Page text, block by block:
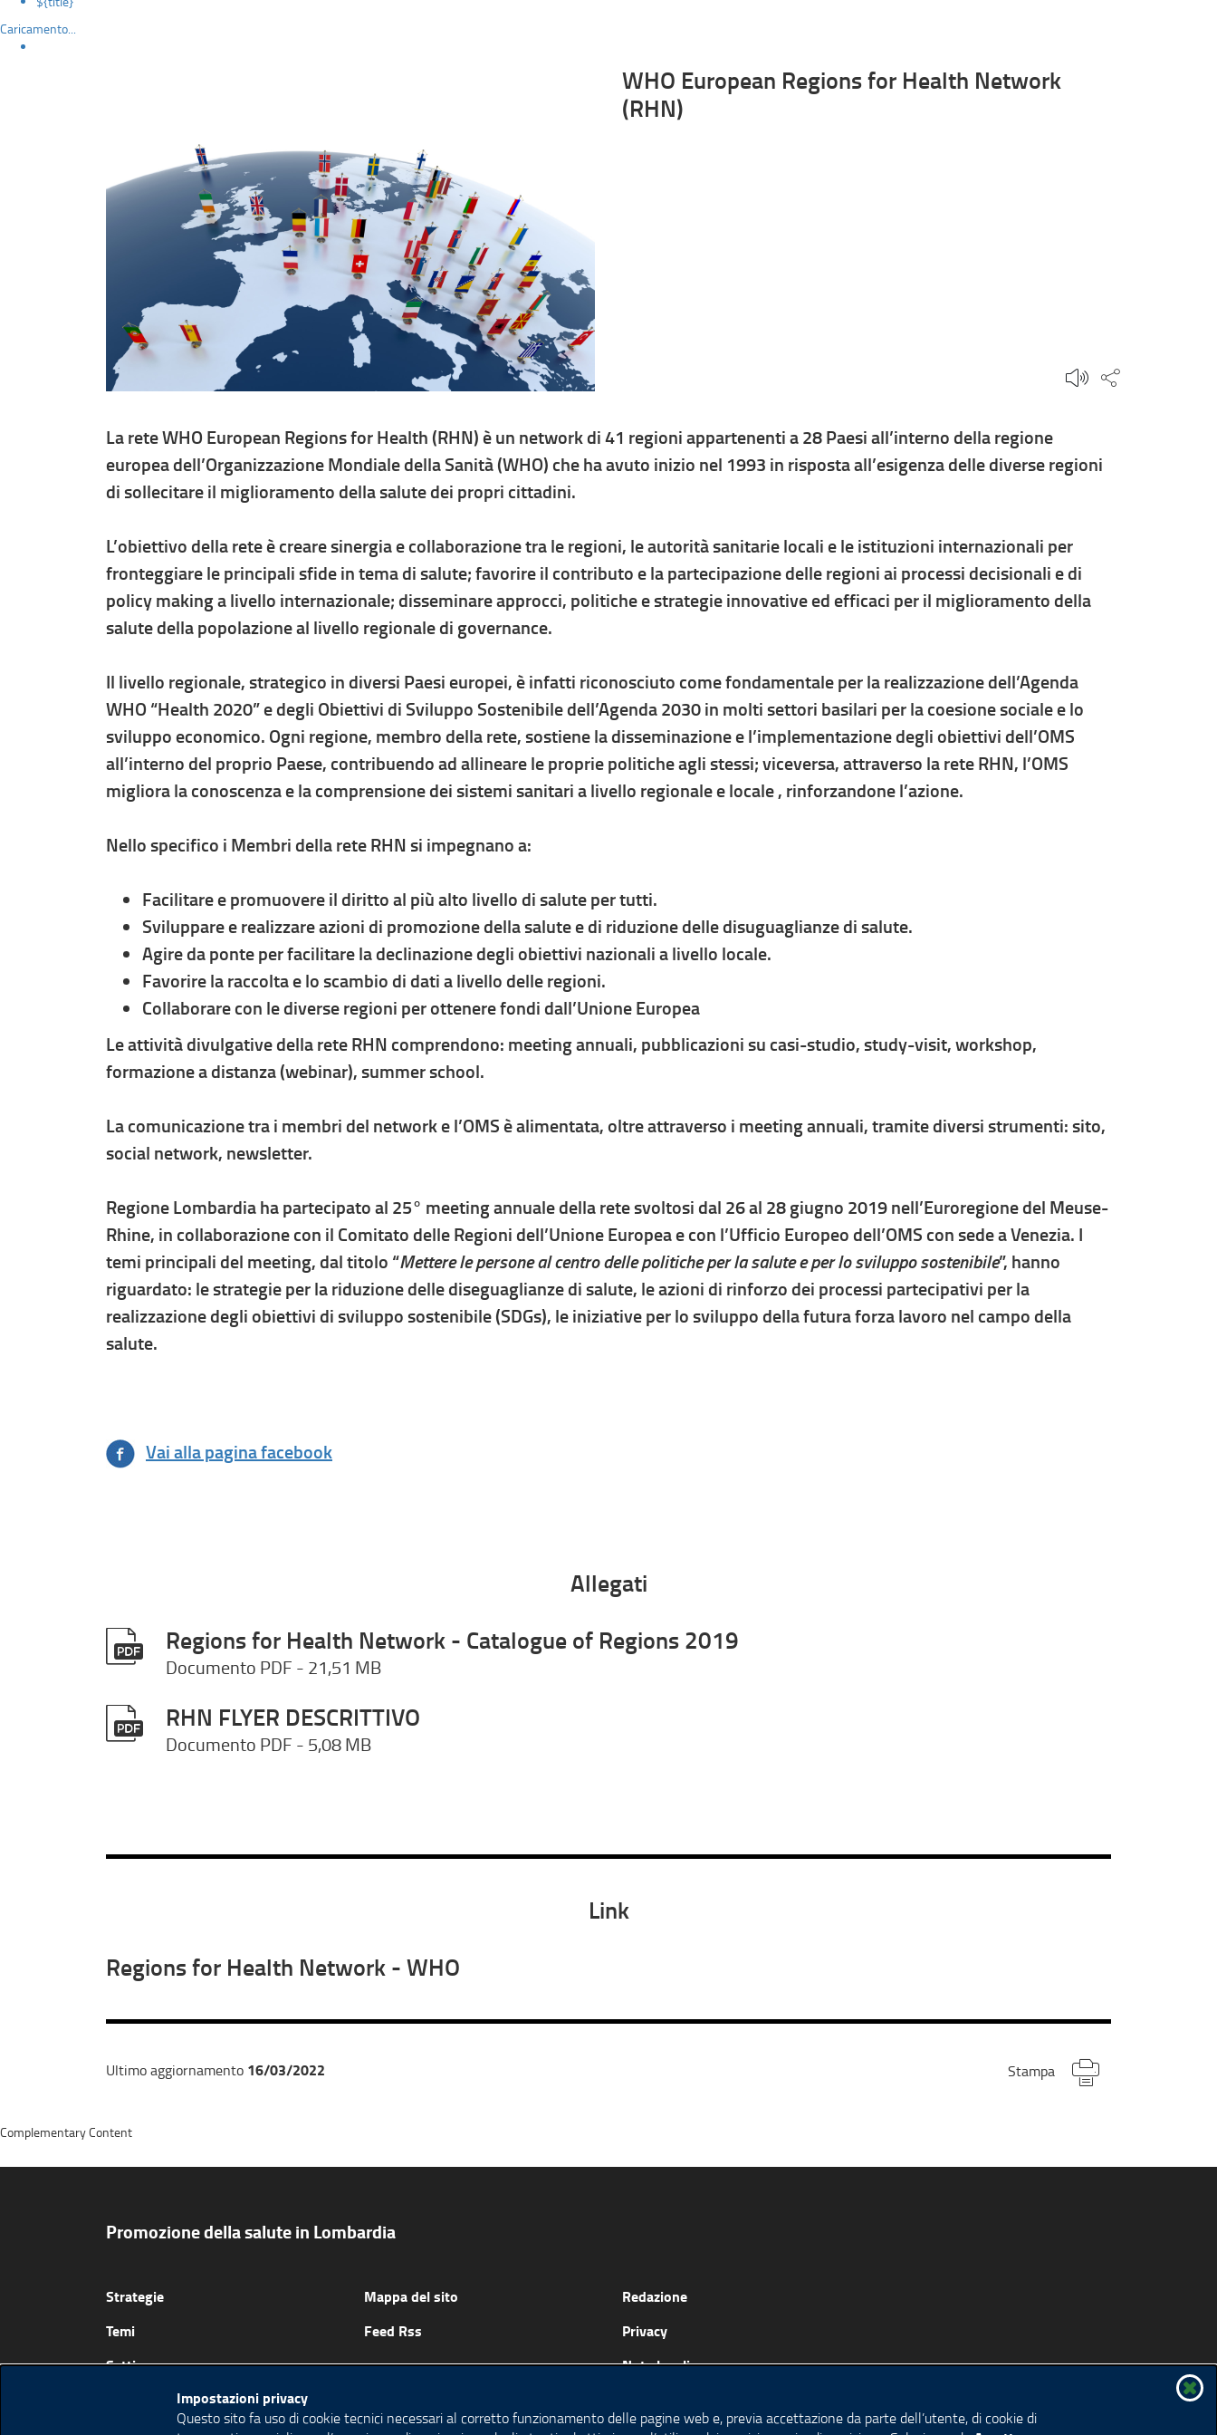
Caricamento...
WHO European Regions for Health Network
(RHN)
Condividi
La rete WHO European Regions for Health (RHN) è un network di 41 regioni appartenenti a 28 Paesi all’interno della regione
europea dell’Organizzazione Mondiale della Sanità (WHO) che ha avuto inizio nel 1993 in risposta all’esigenza delle diverse regioni
di sollecitare il miglioramento della salute dei propri cittadini.
L’obiettivo della rete è creare sinergia e collaborazione tra le regioni, le autorità sanitarie locali e le istituzioni internazionali per
fronteggiare le principali sfide in tema di salute; favorire il contributo e la partecipazione delle regioni ai processi decisionali e di
policy making a livello internazionale; disseminare approcci, politiche e strategie innovative ed efficaci per il miglioramento della
salute della popolazione al livello regionale di governance.
Il livello regionale, strategico in diversi Paesi europei, è infatti riconosciuto come fondamentale per la realizzazione dell’Agenda
WHO “Health 2020” e degli Obiettivi di Sviluppo Sostenibile dell’Agenda 2030 in molti settori basilari per la coesione sociale e lo
sviluppo economico. Ogni regione, membro della rete, sostiene la disseminazione e l’implementazione degli obiettivi dell’OMS
all’interno del proprio Paese, contribuendo ad allineare le proprie politiche agli stessi; viceversa, attraverso la rete RHN, l’OMS
migliora la conoscenza e la comprensione dei sistemi sanitari a livello regionale e locale , rinforzandone l’azione.
Nello specifico i Membri della rete RHN si impegnano a:
Facilitare e promuovere il diritto al più alto livello di salute per tutti.
Sviluppare e realizzare azioni di promozione della salute e di riduzione delle disuguaglianze di salute.
Agire da ponte per facilitare la declinazione degli obiettivi nazionali a livello locale.
Favorire la raccolta e lo scambio di dati a livello delle regioni.
Collaborare con le diverse regioni per ottenere fondi dall’Unione Europea
Le attività divulgative della rete RHN comprendono: meeting annuali, pubblicazioni su casi-studio, study-visit, workshop,
formazione a distanza (webinar), summer school.
La comunicazione tra i membri del network e l’OMS è alimentata, oltre attraverso i meeting annuali, tramite diversi strumenti: sito,
social network, newsletter.
Regione Lombardia ha partecipato al 25° meeting annuale della rete svoltosi dal 26 al 28 giugno 2019 nell’Euroregione del Meuse-
Rhine, in collaborazione con il Comitato delle Regioni dell’Unione Europea e con l’Ufficio Europeo dell’OMS con sede a Venezia. I
temi principali del meeting, dal titolo “Mettere le persone al centro delle politiche per la salute e per lo sviluppo sostenibile”, hanno
riguardato: le strategie per la riduzione delle diseguaglianze di salute, le azioni di rinforzo dei processi partecipativi per la
realizzazione degli obiettivi di sviluppo sostenibile (SDGs), le iniziative per lo sviluppo della futura forza lavoro nel campo della
salute.
Vai alla pagina facebook
Allegati
Regions for Health Network - Catalogue of Regions 2019
Documento PDF - 21,51 MB
RHN FLYER DESCRITTIVO
Documento PDF - 5,08 MB
Link
Regions for Health Network - WHO
Ultimo aggiornamento 16/03/2022 Stampa
Impostazioni privacy
Questo sito fa uso di cookie tecnici necessari al corretto funzionamento delle pagine web e, previa accettazione da parte dell’utente, di cookie di
Promozione della salute in Lombardia
Strategie
Temi
Setting
Mappa del sito
Feed Rss
Redazione
Privacy
Note legali
Complementary Content